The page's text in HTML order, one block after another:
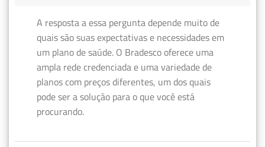
A resposta a essa pergunta depende muito de
quais são suas expectativas e necessidades em
um plano de saúde. O Bradesco oferece uma
ampla rede credenciada e uma variedade de
planos com preços diferentes, um dos quais
pode ser a solução para o que você está
procurando.